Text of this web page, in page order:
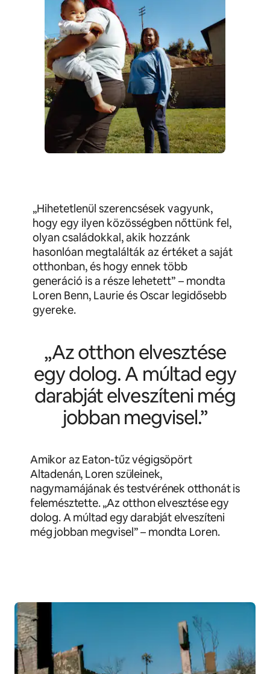
„Hihetetlenül szerencsések vagyunk,
hogy egy ilyen közösségben nőttünk fel,
olyan családokkal, akik hozzánk
hasonlóan megtalálták az értéket a saját
otthonban, és hogy ennek több
generáció is a része lehetett” – mondta
Loren Benn, Laurie és Oscar legidősebb
gyereke.
„Az otthon elvesztése
egy dolog. A múltad egy
darabját elveszíteni még
jobban megvisel.”
Amikor az Eaton-tűz végigsöpört
Altadenán, Loren szüleinek,
nagymamájának és testvérének otthonát is
felemésztette. „Az otthon elvesztése egy
dolog. A múltad egy darabját elveszíteni
még jobban megvisel” – mondta Loren.